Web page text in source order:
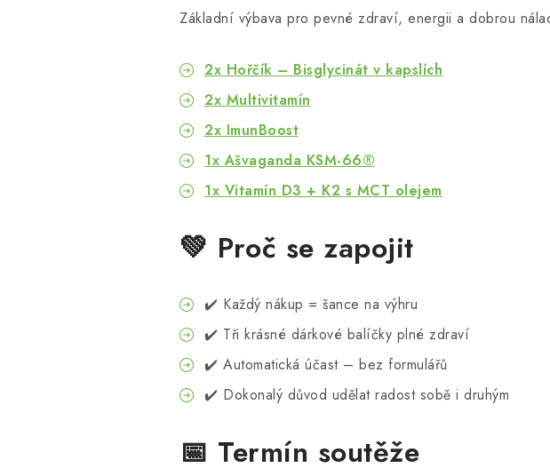
Základní výbava pro pevné zdraví, energii a dobrou
2x Hořčík – Bisglycinát v kapslích
2x Multivitamín
2x ImunBoost
1x Ašvaganda KSM-66®
1x Vitamín D3 + K2 s MCT olejem
💚 Proč se zapojit
✔️ Každý nákup = šance na výhru
✔️ Tři krásné dárkové balíčky plné zdraví
✔️ Automatická účast – bez formulářů
✔️ Dokonalý důvod udělat radost sobě i druhým
📅 Termín soutěže